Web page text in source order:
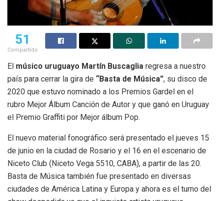
51
Compartido
El músico uruguayo Martín Buscaglia regresa a nuestro
país para cerrar la gira de “Basta de Música”, su disco de
2020 que estuvo nominado a los Premios Gardel en el
rubro Mejor Álbum Canción de Autor y que ganó en Uruguay
el Premio Graffiti por Mejor álbum Pop.
El nuevo material fonográfico será presentado el jueves 15
de junio en la ciudad de Rosario y el 16 en el escenario de
Niceto Club (Niceto Vega 5510, CABA), a partir de las 20.
Basta de Música también fue presentado en diversas
ciudades de América Latina y Europa y ahora es el turno del